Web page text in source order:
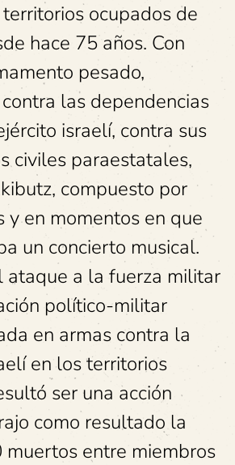
ocupados de
hace 75 años. Con
pesado,
las dependencias
israelí, contra sus
civiles paraestatales,
compuesto por
y en momentos en que
un concierto musical.
ataque a la fuerza militar
político-militar
en armas contra la
en los territorios
ser una acción
como resultado la
muertos entre miembros